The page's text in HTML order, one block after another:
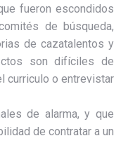
fueron escondidos
de búsqueda,
de cazatalentos y
son difíciles de
curriculo o entrevistar
de alarma, y que
de contratar a un